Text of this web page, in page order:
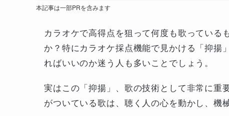
本記事は一部PRを含みます
カラオケで高得点を狙って何度も歌っている
か？特にカラオケ採点機能で見かける「抑揚
ればいいのか迷う人も多いことでしょう。
実はこの「抑揚」、歌の技術として非常に重
がついている歌は、聴く人の心を動かし、機